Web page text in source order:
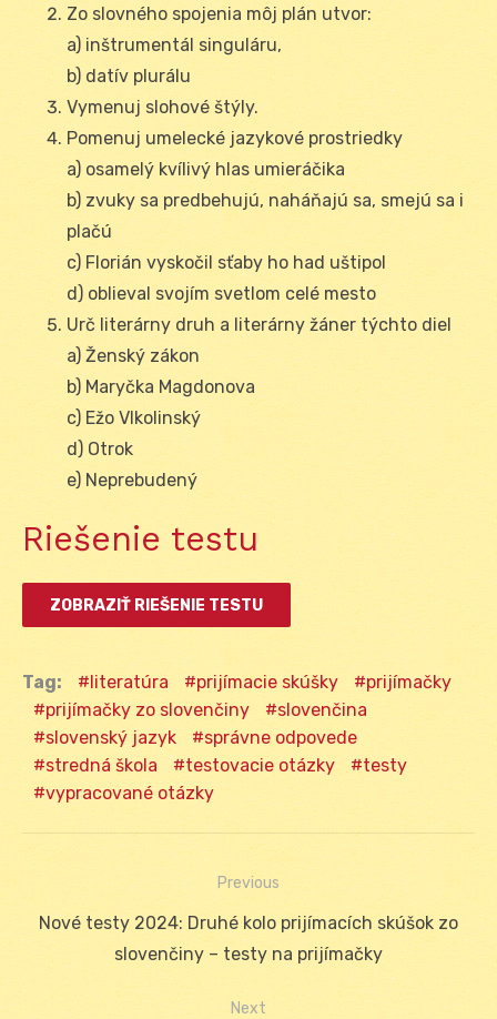
Zo slovného spojenia môj plán utvor:
a) inštrumentál singuláru,
b) datív plurálu
Vymenuj slohové štýly.
Pomenuj umelecké jazykové prostriedky
a) osamelý kvílivý hlas umieráčika
b) zvuky sa predbehujú, naháňajú sa, smejú sa i
plačú
c) Florián vyskočil sťaby ho had uštipol
d) oblieval svojím svetlom celé mesto
Urč literárny druh a literárny žáner týchto diel
a) Ženský zákon
b) Maryčka Magdonova
c) Ežo Vlkolinský
d) Otrok
e) Neprebudený
Riešenie testu
Tag: literatúra prijímacie skúšky
prijímačky
prijímačky zo slovenčiny
slovenčina
slovenský jazyk
správne odpovede
stredná škola
testovacie otázky
testy
vypracované otázky
Navigácia
Previous
Previous
Nové testy 2024: Druhé kolo prijímacích skúšok zo
slovenčiny – testy na prijímačky
Next